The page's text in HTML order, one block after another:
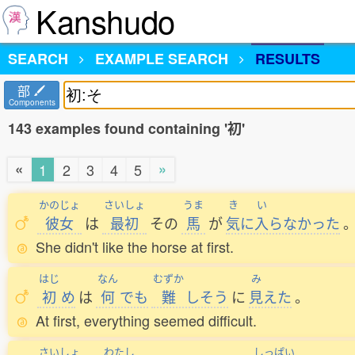
Kanshudo
SEARCH EXAMPLE SEARCH RESULTS
部
Components
143 examples found containing '初'
«
1 2 3 4 5 »
かのじょ
彼女 は
さいしょ
最初 その
うま
馬 が
き
気に
い
入らなかった
She didn't like the horse at first.
はじ
初 め は
なん
何 でも
むずか
難 しそう に
み
見えた。
At first, everything seemed difficult.
さいしょ わたし しっぱい